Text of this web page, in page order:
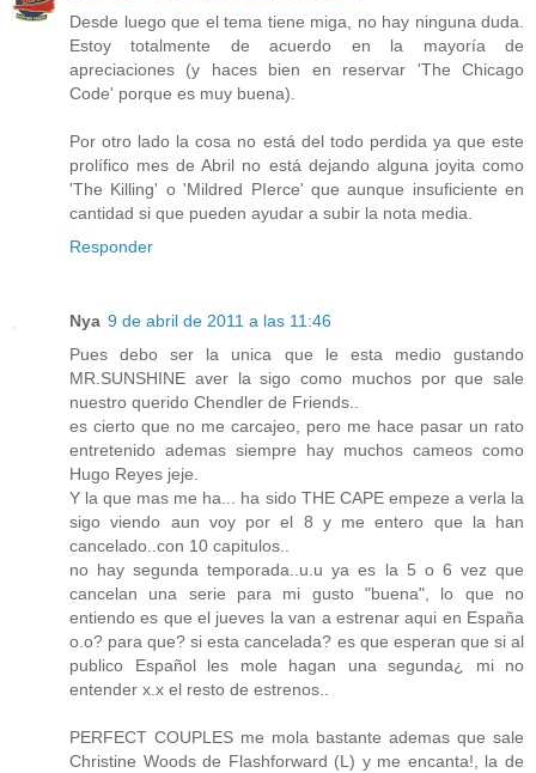
Desde luego que el tema tiene miga, no hay ninguna duda.
Estoy totalmente de acuerdo en la mayoría de
apreciaciones (y haces bien en reservar 'The Chicago
Code' porque es muy buena).
Por otro lado la cosa no está del todo perdida ya que este
prolífico mes de Abril no está dejando alguna joyita como
'The Killing' o 'Mildred PIerce' que aunque insuficiente en
cantidad si que pueden ayudar a subir la nota media.
Responder
Nya 9 de abril de 2011 a las 11:46
Pues debo ser la unica que le esta medio gustando
MR.SUNSHINE aver la sigo como muchos por que sale
nuestro querido Chendler de Friends..
es cierto que no me carcajeo, pero me hace pasar un rato
entretenido ademas siempre hay muchos cameos como
Hugo Reyes jeje.
Y la que mas me ha... ha sido THE CAPE empeze a verla la
sigo viendo aun voy por el 8 y me entero que la han
cancelado..con 10 capitulos..
no hay segunda temporada..u.u ya es la 5 o 6 vez que
cancelan una serie para mi gusto "buena", lo que no
entiendo es que el jueves la van a estrenar aqui en España
o.o? para que? si esta cancelada? es que esperan que si al
publico Español les mole hagan una segunda¿ mi no
entender x.x el resto de estrenos..
PERFECT COUPLES me mola bastante ademas que sale
Christine Woods de Flashforward (L) y me encanta!, la de